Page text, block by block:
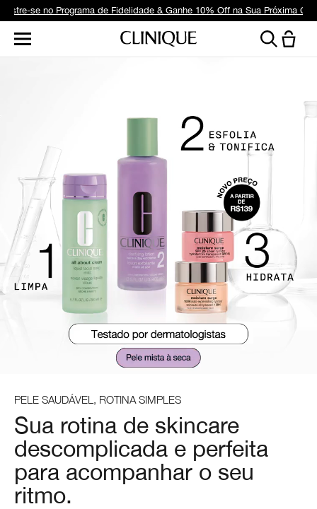
se no Programa de Fidelidade & Ganhe 10% Off na Sua Próxima
PELE SAUDÁVEL, ROTINA SIMPLES
Sua rotina de skincare
descomplicada e perfeita
para acompanhar o seu
ritmo.